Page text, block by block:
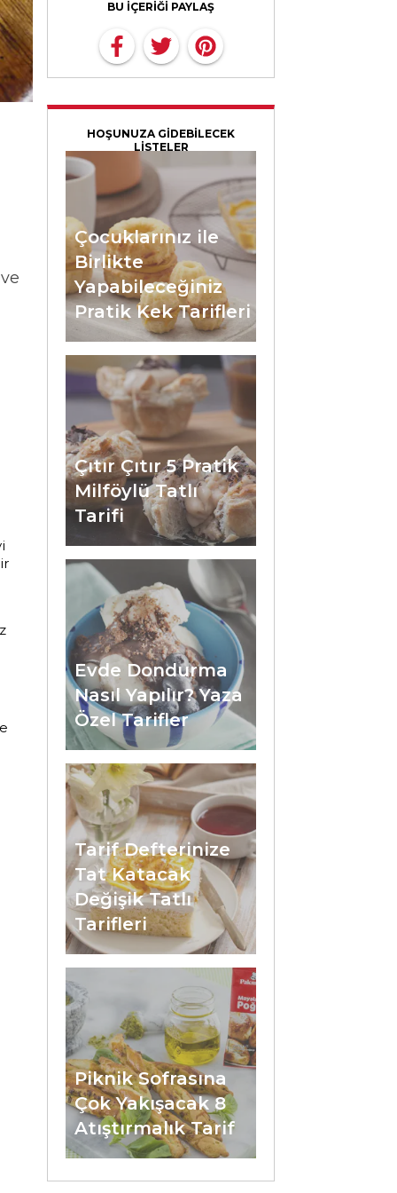
BU İÇERİĞİ PAYLAŞ
HOŞUNUZA GİDEBİLECEK
LİSTELER
Çocuklarınız ile
Birlikte
Yapabileceğiniz
Pratik Kek Tarifleri
Çıtır Çıtır 5 Pratik
Milföylü Tatlı
Tarifi
Evde Dondurma
Nasıl Yapılır? Yaza
Özel Tarifler
Tarif Defterinize
Tat Katacak
Değişik Tatlı
Tarifleri
Piknik Sofrasına
Çok Yakışacak 8
Atıştırmalık Tarif